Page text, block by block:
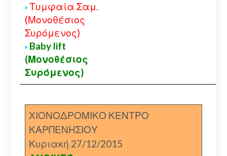
Τυμφαία Σαμ.
(Μονοθέσιος
Συρόμενος)
Baby lift
(Μονοθέσιος
Συρόμενος)
ΧΙΟΝΟΔΡΟΜΙΚΟ ΚΕΝΤΡΟ
ΚΑΡΠΕΝΗΣΙΟΥ
Κυριακή 27/12/2015